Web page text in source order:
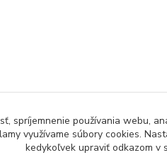
spríjemnenie používania webu,
využívame súbory cookies.
kedykoľvek upraviť odkazom v